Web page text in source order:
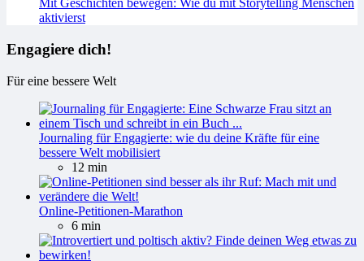
Mit Geschichten bewegen: Wie du mit Storytelling Menschen
aktivierst
Engagiere dich!
Für eine bessere Welt
Journaling für Engagierte: wie du deine Kräfte für eine
bessere Welt mobilisiert
12 min
Online-Petitionen-Marathon
6 min